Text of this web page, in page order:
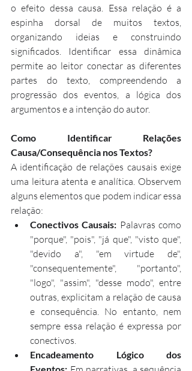
o efeito dessa causa. Essa relação é a
espinha dorsal de muitos textos,
organizando ideias e construindo
significados. Identificar essa dinâmica
permite ao leitor conectar as diferentes
partes do texto, compreendendo a
progressão dos eventos, a lógica dos
argumentos e a intenção do autor.
Como Identificar Relações
Causa/Consequência nos Textos?
A identificação de relações causais exige
uma leitura atenta e analítica. Observem
alguns elementos que podem indicar essa
relação:
Conectivos Causais: Palavras como
"porque", "pois", "já que", "visto que",
"devido a", "em virtude de",
"consequentemente", "portanto",
"logo", "assim", "desse modo", entre
outras, explicitam a relação de causa
e consequência. No entanto, nem
sempre essa relação é expressa por
conectivos.
Encadeamento Lógico dos